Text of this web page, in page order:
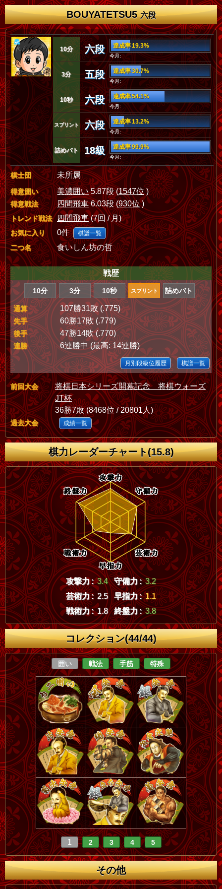
BOUYATETSU5六段
10分 六段 達成率 19.3%
今月:
3分 五段 達成率 30.7%
今月:
10秒 六段 達成率 54.1%
今月:
スプリント 六段 達成率 13.2%
今月:
詰めバト 18級 達成率 99.9%
今月:
棋士団 未所属
得意囲い 美濃囲い5.87段 (1547位)
得意戦法 四間飛車6.03段 (930位)
トレンド戦法 四間飛車(7回 / 月)
お気に入り 0件 棋譜一覧
二つ名 食いしん坊の哲
戦歴
10分 3分 10秒 スプリント 詰めバト
通算 107勝31敗 (.775)
先手 60勝17敗 (.779)
後手 47勝14敗 (.770)
連勝 6連勝中 (最高: 14連勝)
月別段級位履歴 棋譜一覧
前回大会
将棋日本シリーズ開幕記念 将棋ウォーズ
JT杯
36勝7敗 (8468位 / 20801人)
過去大会 成績一覧
棋力レーダーチャート(15.8)
攻撃力 : 3.4 守備力 : 3.2
芸術力 : 2.5 早指力 : 1.1
戦術力 : 1.8 終盤力 : 3.8
コレクション(44/44)
囲い 戦法 手筋 特殊
1 2 3 4 5
その他